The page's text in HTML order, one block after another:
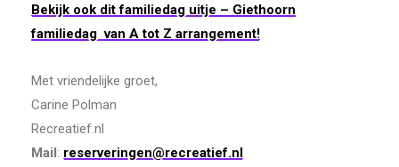
Bekijk ook dit familiedag uitje – Giethoorn
familiedag van A tot Z arrangement!
Met vriendelijke groet,
Carine Polman
Recreatief.nl
Mail: reserveringen@recreatief.nl